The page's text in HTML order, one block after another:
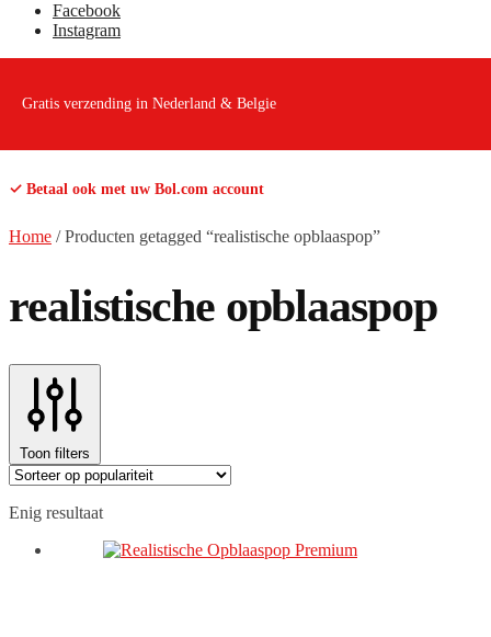
Facebook
Instagram
Gratis verzending in Nederland & Belgie
✓ Betaal ook met uw Bol.com account
Home /Producten getagged “realistische opblaaspop”
realistische opblaaspop
Toon filters
Enig resultaat